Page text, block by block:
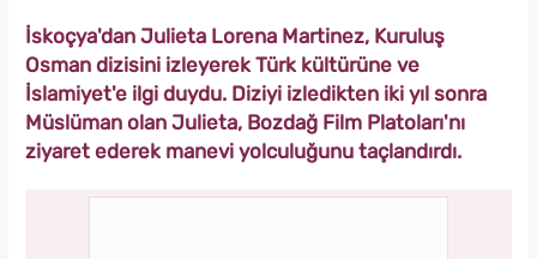
İskoçya'dan Julieta Lorena Martinez, Kuruluş
Osman dizisini izleyerek Türk kültürüne ve
İslamiyet'e ilgi duydu. Diziyi izledikten iki yıl sonra
Müslüman olan Julieta, Bozdağ Film Platoları'nı
ziyaret ederek manevi yolculuğunu taçlandırdı.